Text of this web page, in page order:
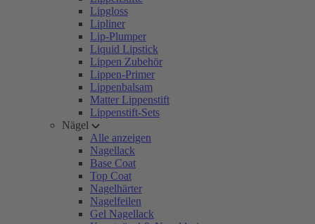
Lipgloss
Lipliner
Lip-Plumper
Liquid Lipstick
Lippen Zubehör
Lippen-Primer
Lippenbalsam
Matter Lippenstift
Lippenstift-Sets
Nägel
Alle anzeigen
Nagellack
Base Coat
Top Coat
Nagelhärter
Nagelfeilen
Gel Nagellack